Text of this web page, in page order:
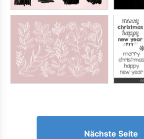
Nächste Seite